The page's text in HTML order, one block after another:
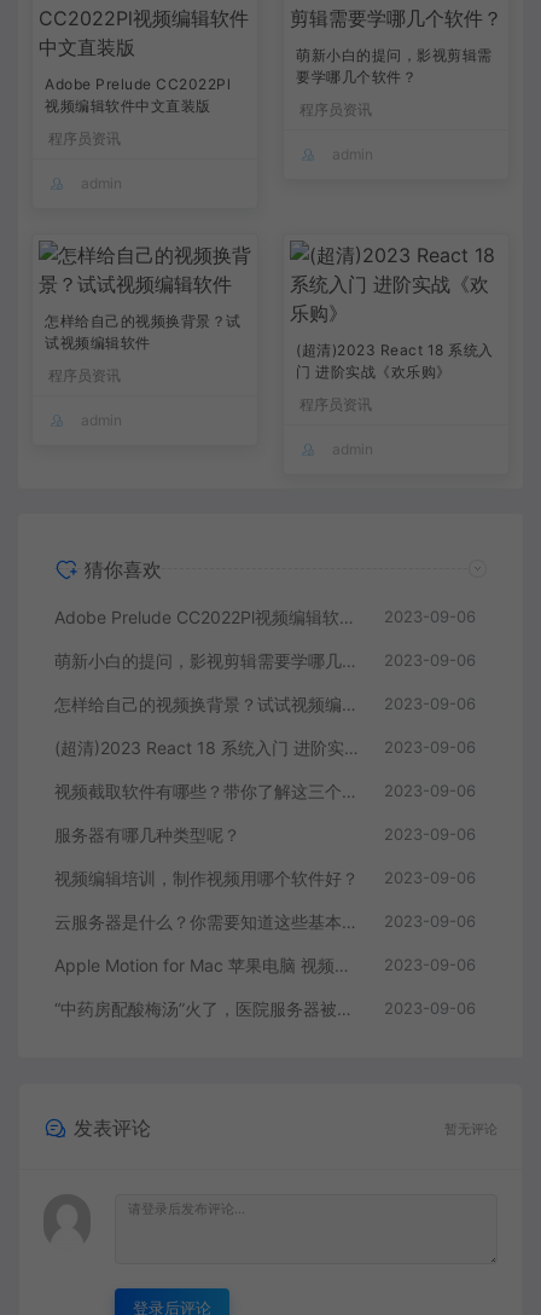
Adobe Prelude CC2022Pl
视频编辑软件中文直装版
程序员资讯
admin
萌新小白的提问，影视剪辑需
要学哪几个软件？
程序员资讯
admin
怎样给自己的视频换背景？试
试视频编辑软件
程序员资讯
admin
(超清)2023 React 18 系统入
门 进阶实战《欢乐购》
程序员资讯
admin
猜你喜欢
Adobe Prelude CC2022Pl视频编辑软件中文直装版 2023-09-06
萌新小白的提问，影视剪辑需要学哪几个软件？ 2023-09-06
怎样给自己的视频换背景？试试视频编辑软件 2023-09-06
(超清)2023 React 18 系统入门 进阶实战《欢乐购》 2023-09-06
视频截取软件有哪些？带你了解这三个视频编辑软件 2023-09-06
服务器有哪几种类型呢？ 2023-09-06
视频编辑培训，制作视频用哪个软件好？ 2023-09-06
云服务器是什么？你需要知道这些基本知识 2023-09-06
Apple Motion for Mac 苹果电脑 视频编辑软件 2023-09-06
“中药房配酸梅汤”火了，医院服务器被挤爆，网友：更适合中国宝宝体质 2023-09-06
发表评论 暂无评论
登录后评论